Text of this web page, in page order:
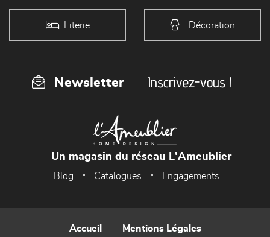
Literie Décoration
Newsletter Inscrivez-vous !
Un magasin du réseau L'Ameublier
Blog Catalogues Engagements
Accueil Mentions Légales